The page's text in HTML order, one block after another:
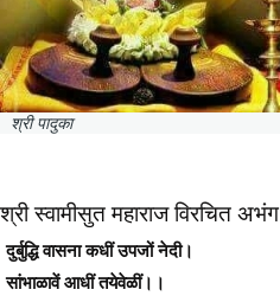
श्री पादुका
श्री स्वामीसुत महाराज विरचित अभंग
दुर्बुद्धि वासना कधीं उपजों नेदी।
सांभाळावें आधीं तयेवेळीं।।